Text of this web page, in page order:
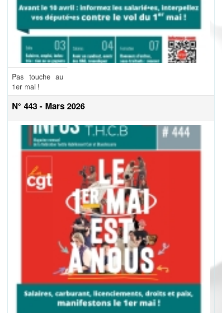
Pas touche au
1er mai !
N° 443 - Mars 2026